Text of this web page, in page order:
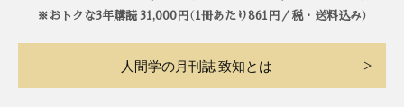
※おトクな3年購読 31,000円（1冊あたり861円／税・送料込み）
人間学の月刊誌 致知とは